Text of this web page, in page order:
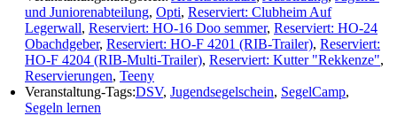
und Juniorenabteilung, Opti, Reserviert: Clubheim Auf
Legerwall, Reserviert: HO-16 Doo semmer, Reserviert: HO-24
Obachdgeber, Reserviert: HO-F 4201 (RIB-Trailer), Reserviert:
HO-F 4204 (RIB-Multi-Trailer), Reserviert: Kutter "Rekkenze",
Reservierungen, Teeny
Veranstaltung-Tags:DSV, Jugendsegelschein, SegelCamp,
Segeln lernen